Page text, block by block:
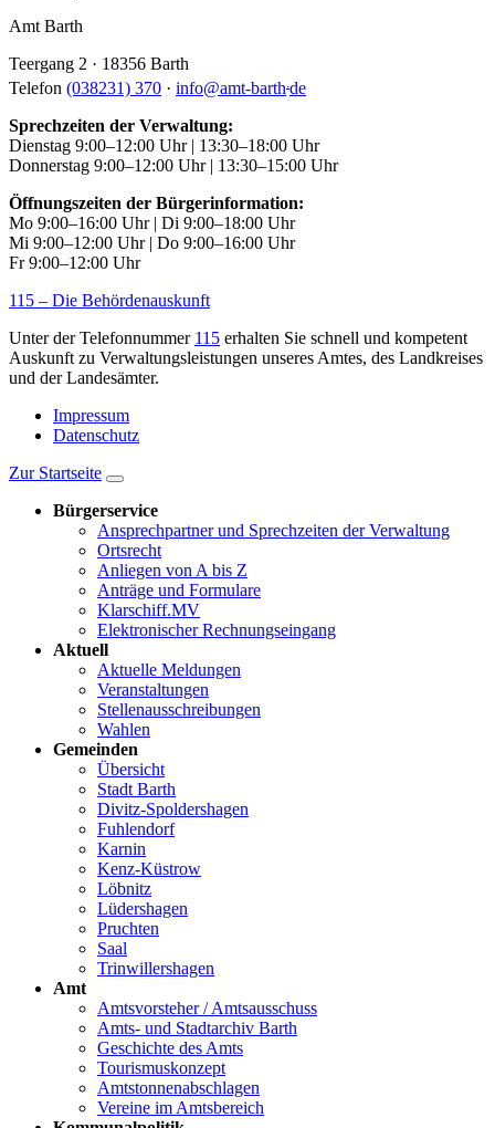
Amt Barth
Teergang 2 · 18356 Barth
Telefon (038231) 370 · info@amt-barth.de
Sprechzeiten der Verwaltung:
Dienstag 9:00–12:00 Uhr | 13:30–18:00 Uhr
Donnerstag 9:00–12:00 Uhr | 13:30–15:00 Uhr
Öffnungszeiten der Bürgerinformation:
Mo 9:00–16:00 Uhr | Di 9:00–18:00 Uhr
Mi 9:00–12:00 Uhr | Do 9:00–16:00 Uhr
Fr 9:00–12:00 Uhr
115 – Die Behördenauskunft
Unter der Telefonnummer 115 erhalten Sie schnell und kompetent
Auskunft zu Verwaltungsleistungen unseres Amtes, des Landkreises
und der Landesämter.
Impressum
Datenschutz
Zur Startseite
Bürgerservice
Ansprechpartner und Sprechzeiten der Verwaltung
Ortsrecht
Anliegen von A bis Z
Anträge und Formulare
Klarschiff.MV
Elektronischer Rechnungseingang
Aktuell
Aktuelle Meldungen
Veranstaltungen
Stellenausschreibungen
Wahlen
Gemeinden
Übersicht
Stadt Barth
Divitz-Spoldershagen
Fuhlendorf
Karnin
Kenz-Küstrow
Löbnitz
Lüdershagen
Pruchten
Saal
Trinwillershagen
Amt
Amtsvorsteher / Amtsausschuss
Amts- und Stadtarchiv Barth
Geschichte des Amts
Tourismuskonzept
Amtstonnenabschlagen
Vereine im Amtsbereich